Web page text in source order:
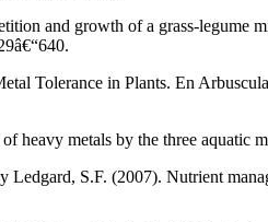
and growth of a grass-
Tolerance in Plants. En
metals by the three aquatic
S.F. (2007). Nutrient